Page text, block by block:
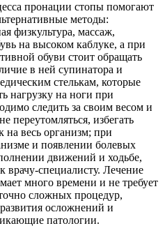
пронации стопы помогают
методы:
физкультура, массаж,
на высоком каблуке, а при
обуви стоит обращать
в ней супинатора и
стелькам, которые
нагрузку на ноги при
следить за своим весом и
переутомляться, избегать
на весь организм; при
и появлении болевых
движений и ходьбе,
врачу-специалисту. Лечение
много времени и не требует
сложных процедур,
осложнений и
патологии.